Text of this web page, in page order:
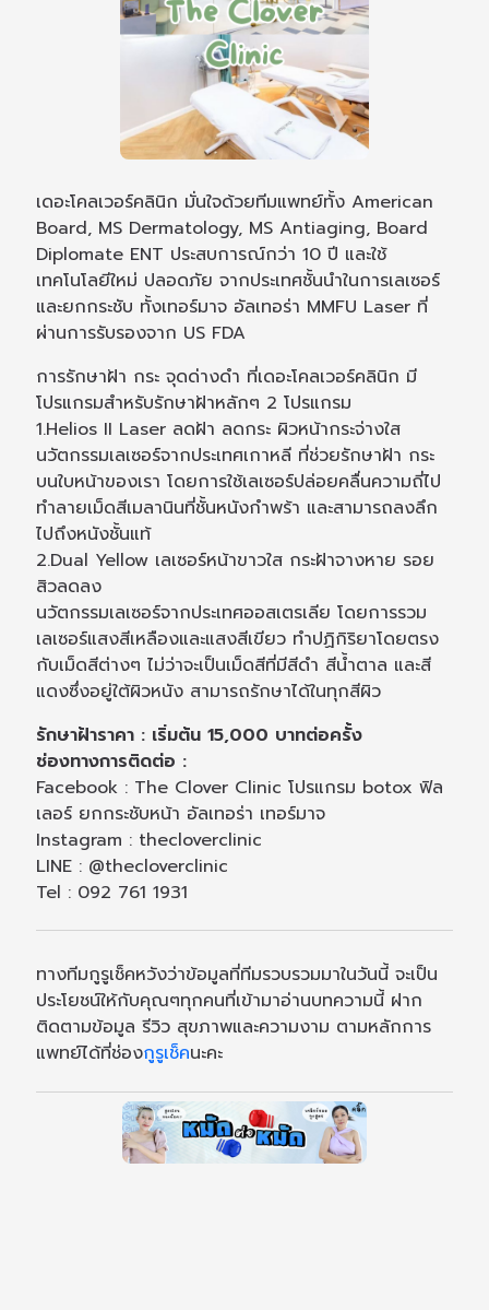
เดอะโคลเวอร์คลินิก มั่นใจด้วยทีมแพทย์ทั้ง American
Board, MS Dermatology, MS Antiaging, Board
Diplomate ENT ประสบการณ์กว่า 10 ปี และใช้
เทคโนโลยีใหม่ ปลอดภัย จากประเทศชั้นนำในการเลเซอร์
และยกกระชับ ทั้งเทอร์มาจ อัลเทอร่า MMFU Laser ที่
ผ่านการรับรองจาก US FDA
การรักษาฝ้า กระ จุดด่างดำ ที่เดอะโคลเวอร์คลินิก มี
โปรแกรมสำหรับรักษาฝ้าหลักๆ 2 โปรแกรม
1.Helios II Laser ลดฝ้า ลดกระ ผิวหน้ากระจ่างใส
นวัตกรรมเลเซอร์จากประเทศเกาหลี ที่ช่วยรักษาฝ้า กระ
บนใบหน้าของเรา โดยการใช้เลเซอร์ปล่อยคลื่นความถี่ไป
ทำลายเม็ดสีเมลานินที่ชั้นหนังกำพร้า และสามารถลงลึก
ไปถึงหนังชั้นแท้
2.Dual Yellow เลเซอร์หน้าขาวใส กระฝ้าจางหาย รอย
สิวลดลง
นวัตกรรมเลเซอร์จากประเทศออสเตรเลีย โดยการรวม
เลเซอร์แสงสีเหลืองและแสงสีเขียว ทำปฏิกิริยาโดยตรง
กับเม็ดสีต่างๆ ไม่ว่าจะเป็นเม็ดสีที่มีสีดำ สีน้ำตาล และสี
แดงซึ่งอยู่ใต้ผิวหนัง สามารถรักษาได้ในทุกสีผิว
รักษาฝ้าราคา : เริ่มต้น 15,000 บาทต่อครั้ง
ช่องทางการติดต่อ :
Facebook : The Clover Clinic โปรแกรม botox ฟิล
เลอร์ ยกกระชับหน้า อัลเทอร่า เทอร์มาจ
Instagram : thecloverclinic
LINE : @thecloverclinic
Tel : 092 761 1931
ทางทีมกูรูเช็คหวังว่าข้อมูลที่ทีมรวบรวมมาในวันนี้ จะเป็น
ประโยชน์ให้กับคุณๆทุกคนที่เข้ามาอ่านบทความนี้ ฝาก
ติดตามข้อมูล รีวิว สุขภาพและความงาม ตามหลักการ
แพทย์ได้ที่ช่องกูรูเช็คนะคะ